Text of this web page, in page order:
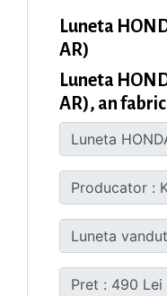
Luneta
AR)
Luneta
AR), an